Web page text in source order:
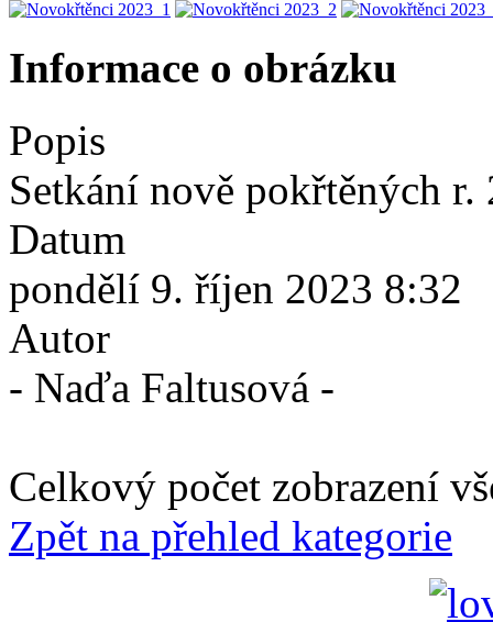
Informace o obrázku
Popis
Setkání nově pokřtěných r.
Datum
pondělí 9. říjen 2023 8:32
Autor
- Naďa Faltusová -
Celkový počet zobrazení
Zpět na přehled kategorie